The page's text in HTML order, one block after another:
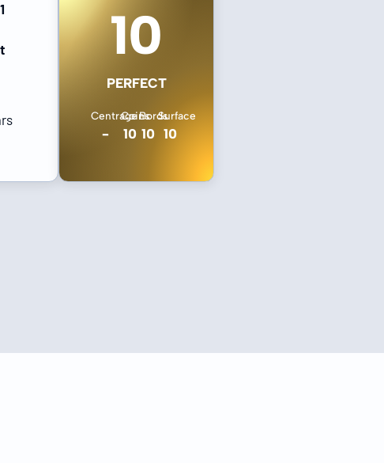
10
PERFECT
Centrage
-
Coins
10
Bords
10
Surface
10